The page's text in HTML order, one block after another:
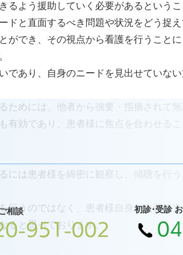
よう援助していく必要があるというこ
ドと直面するべき問題や状況をどう捉
ができ、その視点から看護を行うこと
であり、自身のニードを見出せていな
めには、他者から強要・指摘されて無
効であり、患者様に焦点を合わせるこ
は患者様を綿密に観察し、傾聴を行う
行うのではなく、患者様自身が自己の
ると思っております。
相談
951-002
初診･受診